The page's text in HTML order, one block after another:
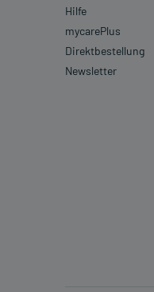
Hilfe
mycarePlus
Direktbestellung
Newsletter